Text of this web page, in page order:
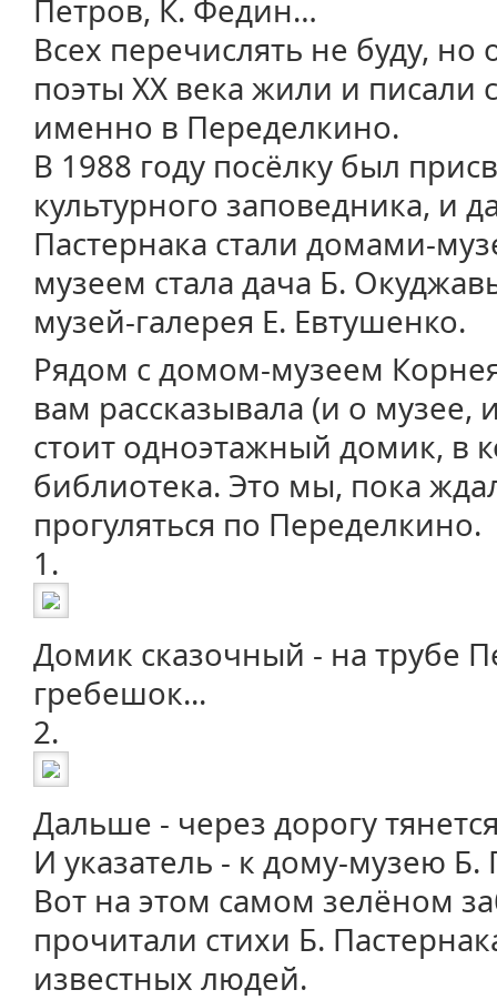
Петров, К. Федин…
Всех перечислять не буду,
поэты XX века жили и писали
именно в Переделкино.
В 1988 году посёлку был
культурного заповедника, и
Пастернака стали домами-
музеем стала дача Б.
музей-галерея Е. Евтушенко.
Рядом с домом-музеем
вам рассказывала (и о
стоит одноэтажный домик, в
библиотека. Это мы, пока
прогуляться по Переделкино.
1.
Домик сказочный - на трубе
гребешок...
2.
Дальше - через дорогу
И указатель - к дому-музею Б.
Вот на этом самом зелёном
прочитали стихи Б.
известных людей.